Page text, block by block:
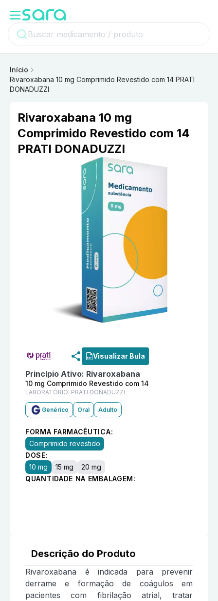
Início
Rivaroxabana 10 mg Comprimido Revestido com 14 PRATI
DONADUZZI
Rivaroxabana 10 mg
Comprimido Revestido com 14
PRATI DONADUZZI
Visualizar Bula
Princípio Ativo: Rivaroxabana
10 mg Comprimido Revestido com 14
LABORATÓRIO: PRATI DONADUZZI
Genérico Oral Adulto
FORMA FARMACÊUTICA:
Comprimido revestido
DOSE:
10 mg
15 mg
20 mg
QUANTIDADE NA EMBALAGEM:
Descrição do Produto
Rivaroxabana é indicada para prevenir
derrame e formação de coágulos em
pacientes com fibrilação atrial, tratar